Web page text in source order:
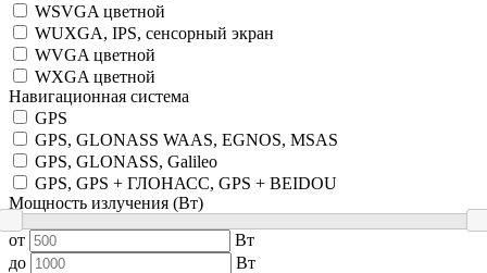
WSVGA цветной
WUXGA, IPS, сенсорный экран
WVGA цветной
WXGA цветной
Навигационная система
GPS
GPS, GLONASS WAAS, EGNOS, MSAS
GPS, GLONASS, Galileo
GPS, GPS + ГЛОНАСС, GPS + BEIDOU
Мощность излучения (Вт)
от
Вт
до
Вт